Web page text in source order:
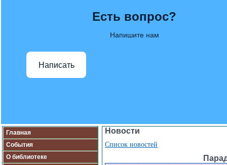
Есть вопрос?
Напишите нам
Написать
Главная
События
О библиотеке
Новости
Список новостей